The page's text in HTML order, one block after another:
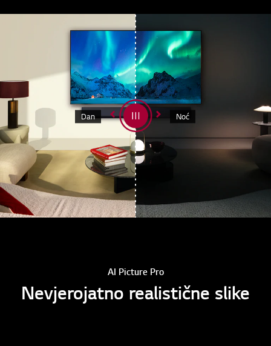
Dan Noć
AI Picture Pro
Nevjerojatno realistične slike